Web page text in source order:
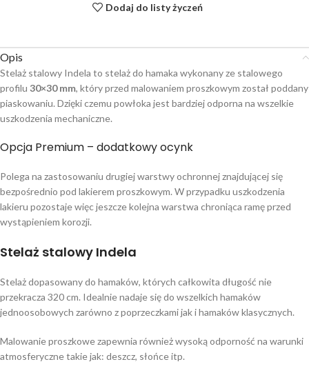
Dodaj do listy życzeń
Opis
Stelaż stalowy Indela to stelaż do hamaka wykonany ze stalowego
profilu 30×30 mm, który przed malowaniem proszkowym został poddany
piaskowaniu. Dzięki czemu powłoka jest bardziej odporna na wszelkie
uszkodzenia mechaniczne.
Opcja Premium – dodatkowy ocynk
Polega na zastosowaniu drugiej warstwy ochronnej znajdującej się
bezpośrednio pod lakierem proszkowym. W przypadku uszkodzenia
lakieru pozostaje więc jeszcze kolejna warstwa chroniąca ramę przed
wystąpieniem korozji.
Stelaż stalowy Indela
Stelaż dopasowany do hamaków, których całkowita długość nie
przekracza 320 cm. Idealnie nadaje się do wszelkich hamaków
jednoosobowych zarówno z poprzeczkami jak i hamaków klasycznych.
Malowanie proszkowe zapewnia również wysoką odporność na warunki
atmosferyczne takie jak: deszcz, słońce itp.